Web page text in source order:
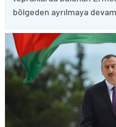
bölgeden ayrılmaya